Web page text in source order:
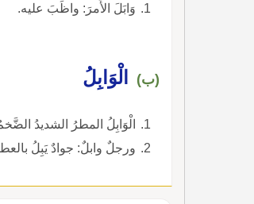
وَابَلَ الأَمرَ: واظَبَ عليه.
(ب) الْوَابِلُ
الْوَابِلُ المطرُ الشديدُ
ورجلٌ وابلٌ: جوادٌ يَبِلُ